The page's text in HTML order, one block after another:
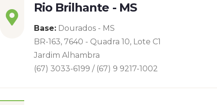
Rio Brilhante - MS
Base: Dourados - MS
BR-163, 7640 - Quadra 10, Lote C1
Jardim Alhambra
(67) 3033-6199 / (67) 9 9217-1002